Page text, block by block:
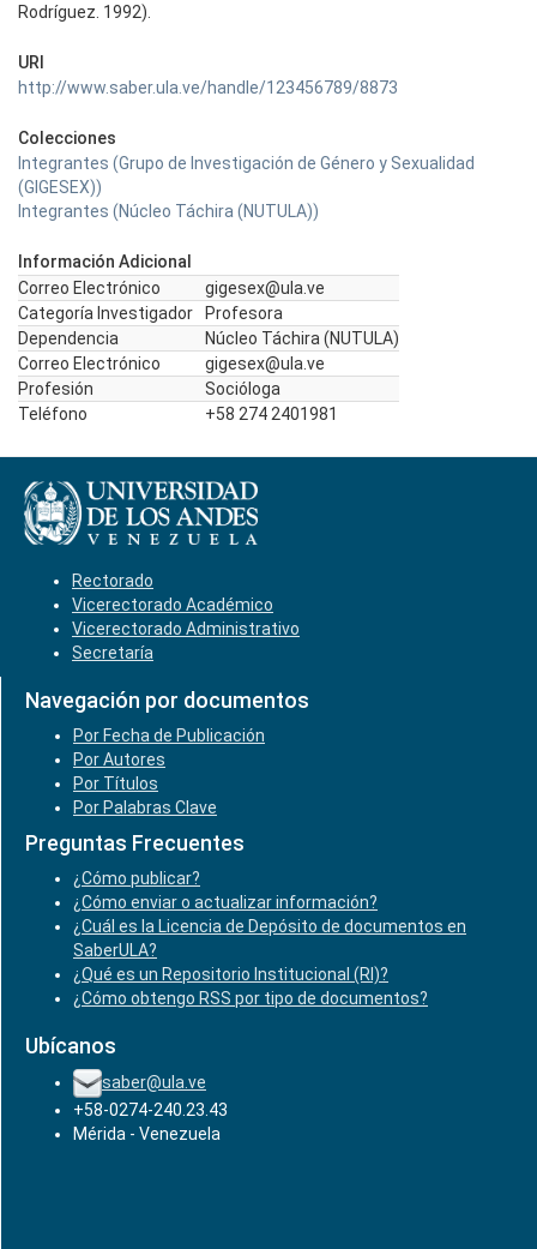
Rodríguez. 1992).
URI
http://www.saber.ula.ve/handle/123456789/8873
Colecciones
Integrantes (Grupo de Investigación de Género y Sexualidad
(GIGESEX))
Integrantes (Núcleo Táchira (NUTULA))
Información Adicional
Correo Electrónico
gigesex@ula.ve
Categoría Investigador
Profesora
Dependencia
Núcleo Táchira (NUTULA)
Correo Electrónico
gigesex@ula.ve
Profesión
Socióloga
Teléfono
+58 274 2401981
Rectorado
Vicerectorado Académico
Vicerectorado Administrativo
Secretaría
Navegación por documentos
Por Fecha de Publicación
Por Autores
Por Títulos
Por Palabras Clave
Preguntas Frecuentes
¿Cómo publicar?
¿Cómo enviar o actualizar información?
¿Cuál es la Licencia de Depósito de documentos en
SaberULA?
¿Qué es un Repositorio Institucional (RI)?
¿Cómo obtengo RSS por tipo de documentos?
Ubícanos
saber@ula.ve
+58-0274-240.23.43
Mérida - Venezuela